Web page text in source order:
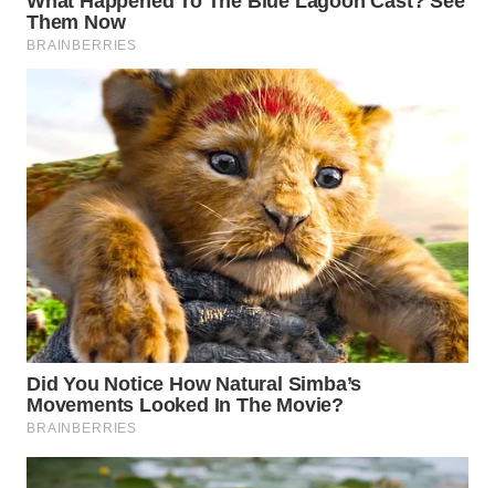
BOROBUDUR
MADURA
WN
SURABAYA
WN
NATUNA
WN
BINTAN
WN
MANDALIKA
WN